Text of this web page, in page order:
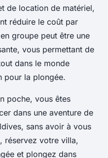
de location de matériel,
réduire le coût par
groupe peut être une
vous permettant de
dans le monde
pour la plongée.
poche, vous êtes
dans une aventure de
sans avoir à vous
réservez votre villa,
et plongez dans